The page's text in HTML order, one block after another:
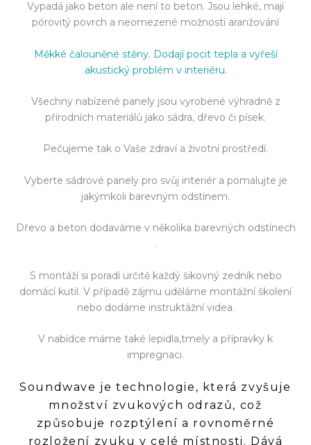
Vypadá jako beton ale není to beton. Jsou lehké, mají
pórovitý povrch a neomezené možnosti aranžování
Měkké čalouněné stěny. Dodají pocit tepla a vyřeší
akustický problém v interiéru.
Všechny nabízené panely jsou vyrobené výhradně z
přírodních materiálů jako sádra, dřevo či písek.
Pečujeme tak o Vaše zdraví a životní prostředí.
Vyberte sádrové panely pro svůj interiér a pomalujte je
jakýmkoli barevným odstínem.
Dřevo a beton dodaváme v několika barevných odstínech
.
S montáží si poradí určitě každý šikovný zedník nebo
domácí kutil. V případě zájmu uděláme montážní školení
nebo dodáme instruktážní videa.
V nabídce máme také lepidla,tmely a přípravky k
impregnaci.
Soundwave je technologie, která zvyšuje
množství zvukových odrazů, což
způsobuje rozptýlení a rovnoměrné
rozložení zvuku v celé místnosti. Dává